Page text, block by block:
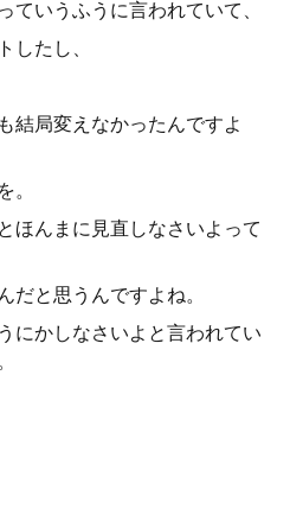
ていうふうに言われていて、
したし、
結局変えなかったんですよ
。
ほんまに見直しなさいよって
だと思うんですよね。
にかしなさいよと言われてい